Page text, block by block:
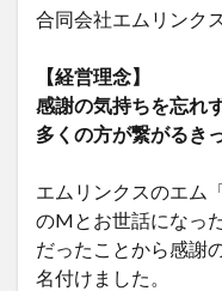
合同会社エムリンク
【経営理念】
感謝の気持ちを忘れず
多くの方が繋がるき
エムリンクスのエム
のMとお世話になっ
だったことから感謝
名付けました。